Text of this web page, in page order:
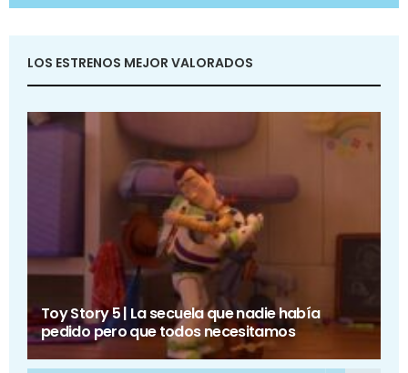
LOS ESTRENOS MEJOR VALORADOS
Toy Story 5 | La secuela que nadie había
pedido pero que todos necesitamos